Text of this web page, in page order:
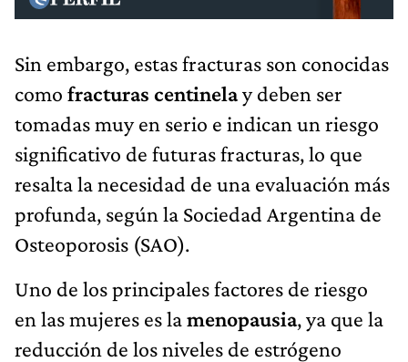
Sin embargo, estas fracturas son conocidas
como fracturas centinelay deben ser
tomadas muy en serio e indican un riesgo
significativo de futuras fracturas, lo que
resalta la necesidad de una evaluación más
profunda, según la Sociedad Argentina de
Osteoporosis (SAO).
Uno de los principales factores de riesgo
en las mujeres es lamenopausia, ya que la
reducción de los niveles de estrógeno